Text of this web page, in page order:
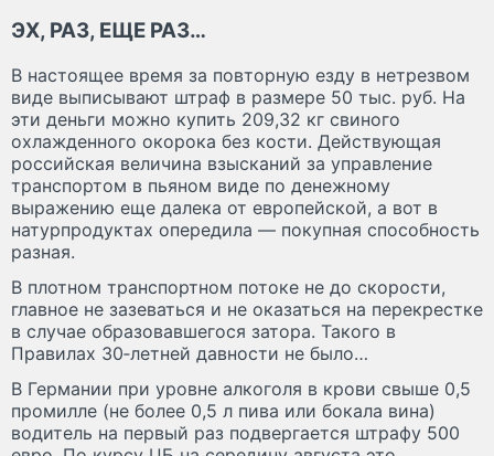
ЭX, РАЗ, ЕЩЕ РАЗ…
В настоящее время за повторную езду в нетрезвом
виде выписывают штраф в размере 50 тыс. руб. На
эти деньги можно купить 209,32 кг свиного
охлажденного окорока без кости. Действующая
российская величина взысканий за управление
транспортом в пьяном виде по денежному
выражению еще далека от европейской, а вот в
натурпродуктах опередила — покупная способность
разная.
В плотном транспортном потоке не до скорости,
главное не зазеваться и не оказаться на перекрестке
в случае образовавшегося затора. Такого в
Правилах 30‑летней давности не было…
В Германии при уровне алкоголя в крови свыше 0,5
промилле (не более 0,5 л пива или бокала вина)
водитель на первый раз подвергается штрафу 500